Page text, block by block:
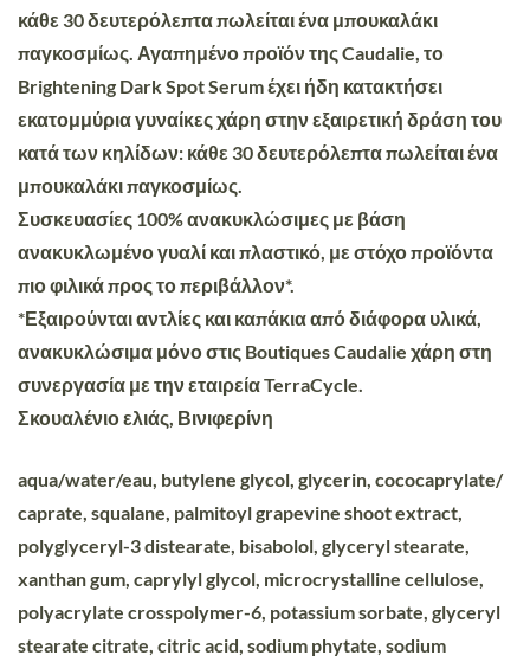
κάθε 30 δευτερόλεπτα πωλείται ένα μπουκαλάκι
παγκοσμίως. Αγαπημένο προϊόν της Caudalie, το
Brightening Dark Spot Serum έχει ήδη κατακτήσει
εκατομμύρια γυναίκες χάρη στην εξαιρετική δράση του
κατά των κηλίδων: κάθε 30 δευτερόλεπτα πωλείται ένα
μπουκαλάκι παγκοσμίως.
Συσκευασίες 100% ανακυκλώσιμες με βάση
ανακυκλωμένο γυαλί και πλαστικό, με στόχο προϊόντα
πιο φιλικά προς το περιβάλλον*.
*Εξαιρούνται αντλίες και καπάκια από διάφορα υλικά,
ανακυκλώσιμα μόνο στις Boutiques Caudalie χάρη στη
συνεργασία με την εταιρεία TerraCycle.
Σκουαλένιο ελιάς, Βινιφερίνη
aqua/water/eau, butylene glycol, glycerin, cococaprylate/
caprate, squalane, palmitoyl grapevine shoot extract,
polyglyceryl-3 distearate, bisabolol, glyceryl stearate,
xanthan gum, caprylyl glycol, microcrystalline cellulose,
polyacrylate crosspolymer-6, potassium sorbate, glyceryl
stearate citrate, citric acid, sodium phytate, sodium